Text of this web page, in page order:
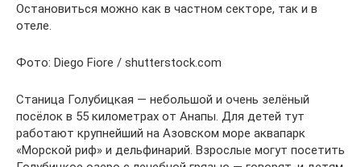
Остановиться можно как в частном секторе, так и в
отеле.
Фото: Diego Fiore / shutterstock.com
Станица Голубицкая — небольшой и очень зелёный
посёлок в 55 километрах от Анапы. Для детей тут
работают крупнейший на Азовском море аквапарк
«Морской риф» и дельфинарий. Взрослые могут посетить